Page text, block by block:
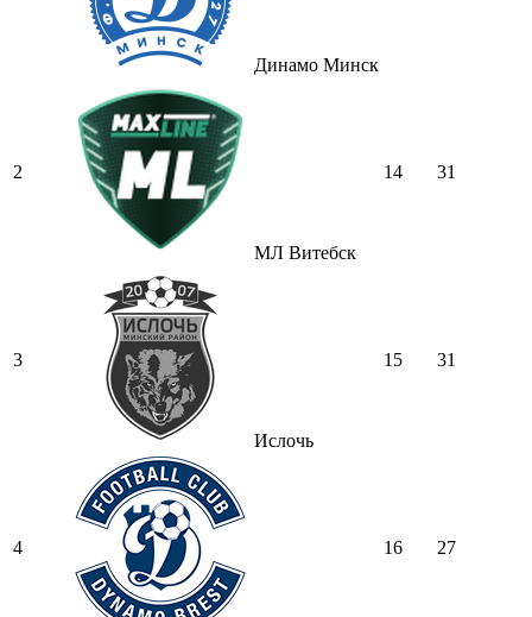
Динамо Минск
2
МЛ Витебск
14 31
3
Ислочь
15 31
4 16 27